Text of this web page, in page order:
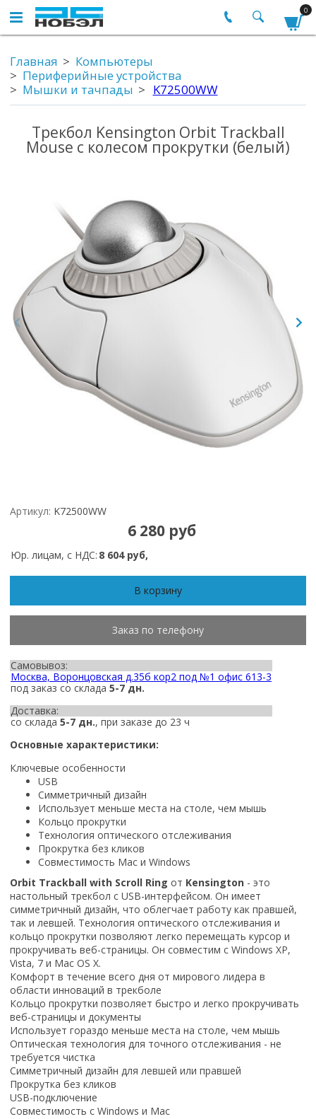
0
Главная
Компьютеры
Периферийные устройства
Мышки и тачпады
K72500WW
Трекбол Kensington Orbit Trackball
Mouse с колесом прокрутки (белый)
Артикул: K72500WW
6 280 руб
Юр. лицам, с НДС: 8 604 руб,
В корзину
Заказ по телефону
Самовывоз:
Москва, Воронцовская д.35б кор2 под №1 офис 613-3
под заказ со склада 5-7 дн.
Доставка:
со склада 5-7 дн., при заказе до 23 ч
Основные характеристики:
Ключевые особенности
USB
Симметричный дизайн
Использует меньше места на столе, чем мышь
Кольцо прокрутки
Технология оптического отслеживания
Прокрутка без кликов
Совместимость Mac и Windows
Orbit Trackball with Scroll Ring от Kensington - это
настольный трекбол с USB-интерфейсом. Он имеет
симметричный дизайн, что облегчает работу как правшей,
так и левшей. Технология оптического отслеживания и
кольцо прокрутки позволяют легко перемещать курсор и
прокручивать веб-страницы. Он совместим с Windows XP,
Vista, 7 и Mac OS X.
Комфорт в течение всего дня от мирового лидера в
области инноваций в трекболе
Кольцо прокрутки позволяет быстро и легко прокручивать
веб-страницы и документы
Использует гораздо меньше места на столе, чем мышь
Оптическая технология для точного отслеживания - не
требуется чистка
Симметричный дизайн для левшей или правшей
Прокрутка без кликов
USB-подключение
Совместимость с Windows и Mac